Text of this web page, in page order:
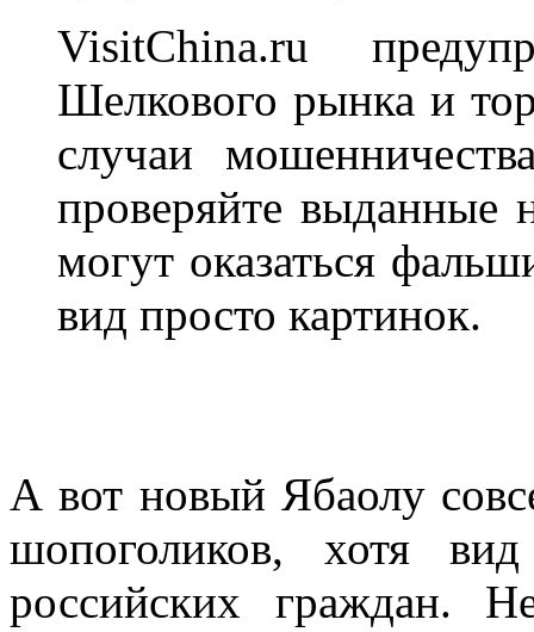
VisitChina.ru
Шелкового рынка и
случаи
проверяйте
могут оказаться
вид просто картинок.
А вот новый Ябаолу
шопоголиков, хотя
российских граждан.